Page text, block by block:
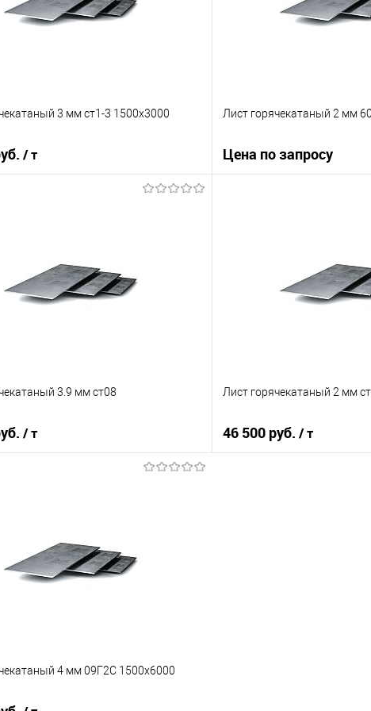
3 мм ст1-3 1500х3000
/ т
Под заказ
Лист горячекатаный 2 мм
Цена по запросу
В избранное
3.9 мм ст08
/ т
Под заказ
Лист горячекатаный 2 мм
46 500 руб. / т
4 мм 09Г2С 1500х6000